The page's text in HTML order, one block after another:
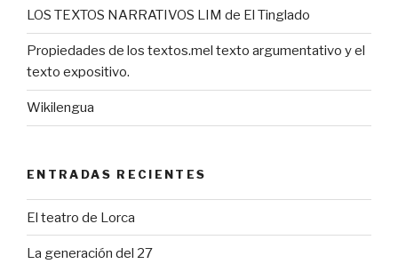
LOS TEXTOS NARRATIVOS LIM de El Tinglado
Propiedades de los textos.mel texto argumentativo y el
texto expositivo.
Wikilengua
ENTRADAS RECIENTES
El teatro de Lorca
La generación del 27